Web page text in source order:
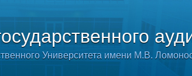
Университета имени М.В.